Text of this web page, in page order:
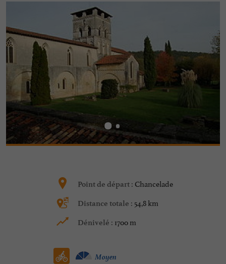
Point de départ : Chancelade
Distance totale : 54,8 km
Dénivelé : 1700 m
Moyen